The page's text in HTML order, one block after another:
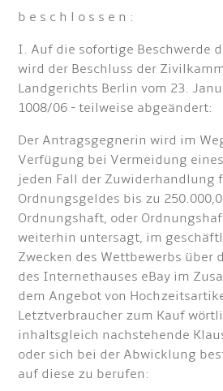
b e s c h l o s s e n :
I. Auf die sofortige Beschwerde
wird der Beschluss der
Landgerichts Berlin vom 23.
1008/06 - teilweise abgeändert:
Der Antragsgegnerin wird im
Verfügung bei Vermeidung
jeden Fall der Zuwiderhandlung
Ordnungsgeldes bis zu
Ordnungshaft, oder
weiterhin untersagt, im
Zwecken des Wettbewerbs über
des Internethauses eBay im
dem Angebot von
Letztverbraucher zum Kauf
inhaltsgleich nachstehende
oder sich bei der Abwicklung
auf diese zu berufen: